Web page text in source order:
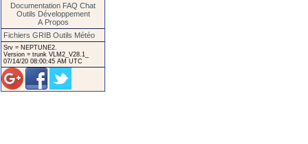
Documentation FAQ Chat
Outils Développement
A Propos
Fichiers GRIB Outils Météo
Srv = NEPTUNE2.
Version = trunk VLM2_V28.1_
07/14/20 08:00:45 AM UTC